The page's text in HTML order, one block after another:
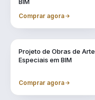
Comprar agora
Projeto de Obras de Arte
Especiais em BIM
Comprar agora